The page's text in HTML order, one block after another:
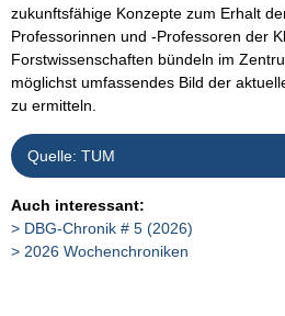
zukunftsfähige Konzepte zum Erhalt
Professorinnen und -Professoren der
Forstwissenschaften bündeln im
möglichst umfassendes Bild der
zu ermitteln.
Quelle: TUM
Auch interessant:
DBG-Chronik # 5 (2026)
2026 Wochenchroniken